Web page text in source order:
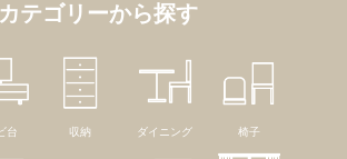
カテゴリーから探す
台 収納 ダイニング 椅子